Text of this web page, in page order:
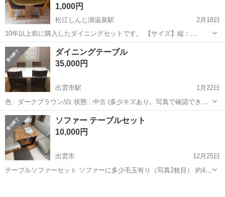
1,000円
松江しんじ湖温泉駅
2月18日
10年以上前に購入したダイニングセットです。 【サイズ】縦：
130cm、横：75cm、高さ：65cm （大体です） 【傷などの状態】長
く使っているので傷、色あせありますが、壊れたりはしていないので
まだまだ使えます。 【希望...
島根 松江市 松江しんじ湖温泉駅
ダイニング
ダイニングテーブル
35,000円
出雲市駅
1月22日
色 : ダークブラウン/白 状態 : 中古 (多少キズあり。写真で確認できま
す)島根 出雲市 ダイニングセット
ソファー テーブルセット
10,000円
出雲市
12月25日
テーブルソファーセット ソファーに多少毛玉有り（写真2枚目） 約4年